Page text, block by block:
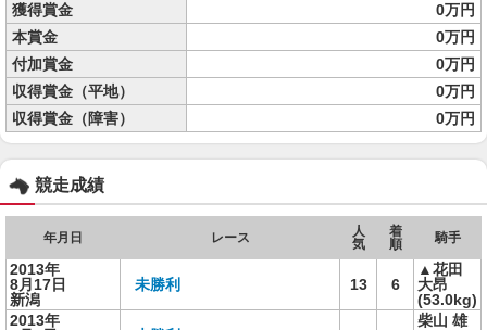
獲得賞金
0万円
本賞金
0万円
付加賞金
0万円
収得賞金（平地）
0万円
収得賞金（障害）
0万円
競走成績
年月日 レース
人
気
着
順
騎手
2013年
8月17日
新潟
未勝利 13 6
▲花田
大昂
(53.0kg)
2013年
柴山 雄